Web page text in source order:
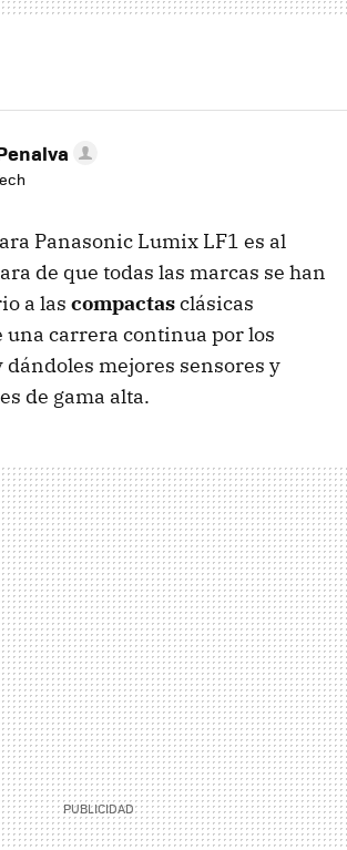
Panasonic Lumix LF1 es al
de que todas las marcas se han
a las compactasclásicas
una carrera continua por los
dándoles mejores sensores y
de gama alta.